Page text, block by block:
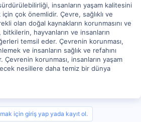
insanların yaşam kalitesini
için çok önemlidir. Çevre, sağlıklı ve
olan doğal kaynakların korunmasını ve
bitkilerin, hayvanların ve insanların
temsil eder. Çevrenin korunması,
ve insanların sağlık ve refahını
korunması, insanların yaşam
nesillere daha temiz bir dünya
için giriş yap yada kayıt ol.